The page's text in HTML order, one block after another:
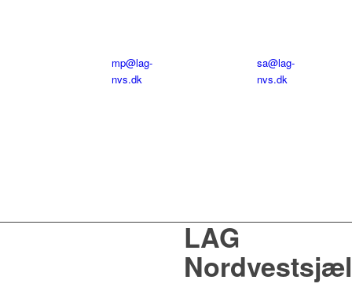
mp@lag-
nvs.dk
sa@lag-
nvs.dk
LAG